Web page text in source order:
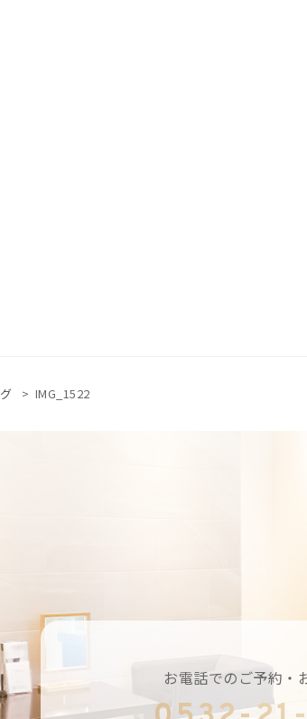
> IMG_1522
お電話でのご予約・